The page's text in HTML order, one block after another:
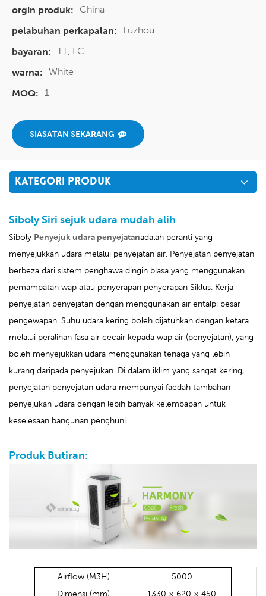
orgin produk:
China
pelabuhan perkapalan:
Fuzhou
bayaran: TT, LC
warna: White
MOQ:
1
SIASATAN SEKARANG
KATEGORI PRODUK
Siboly Siri sejuk udara mudah alih
Siboly Penyejuk udara penyejatanadalah peranti yang
menyejukkan udara melalui penyejatan air. Penyejatan penyejatan
berbeza dari sistem penghawa dingin biasa yang menggunakan
pemampatan wap atau penyerapan penyerapan Siklus. Kerja
penyejatan penyejatan dengan menggunakan air entalpi besar
pengewapan. Suhu udara kering boleh dijatuhkan dengan ketara
melalui peralihan fasa air cecair kepada wap air (penyejatan), yang
boleh menyejukkan udara menggunakan tenaga yang lebih
kurang daripada penyejukan. Di dalam iklim yang sangat kering,
penyejatan penyejatan udara mempunyai faedah tambahan
penyejukan udara dengan lebih banyak kelembapan untuk
keselesaan bangunan penghuni.
Produk Butiran:
Airflow (M3H)
5000
Dimensi (mm)
1330 × 620 × 450